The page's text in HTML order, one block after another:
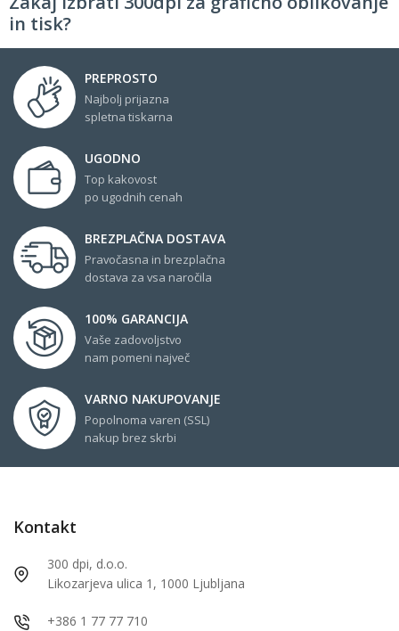
in tisk?
PREPROSTO
Najbolj prijazna
spletna tiskarna
UGODNO
Top kakovost
po ugodnih cenah
BREZPLAČNA DOSTAVA
Pravočasna in brezplačna
dostava za vsa naročila
100% GARANCIJA
Vaše zadovoljstvo
nam pomeni največ
VARNO NAKUPOVANJE
Popolnoma varen (SSL)
nakup brez skrbi
Kontakt
300 dpi, d.o.o.
Likozarjeva ulica 1, 1000 Ljubljana
+386 1 77 77 710